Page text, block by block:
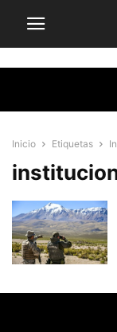
Inicio Etiquetas